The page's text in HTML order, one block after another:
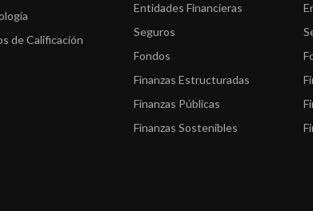
de Calificación
Entidades Financieras
Seguros
Fondos
Finanzas Estructuradas
Finanzas Públicas
Finanzas Sostenibles